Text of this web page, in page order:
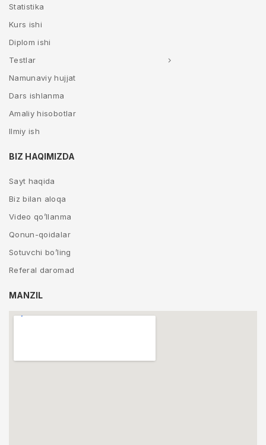
Statistika
Kurs ishi
Diplom ishi
Testlar
Namunaviy hujjat
Dars ishlanma
Amaliy hisobotlar
Ilmiy ish
BIZ HAQIMIZDA
Sayt haqida
Biz bilan aloqa
Video qo’llanma
Qonun-qoidalar
Sotuvchi bo’ling
Referal daromad
MANZIL